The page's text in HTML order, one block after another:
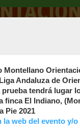
Montellano
Andaluza de
tendrá lugar
finca El Indiano,
Pie 2021
la web del evento y/